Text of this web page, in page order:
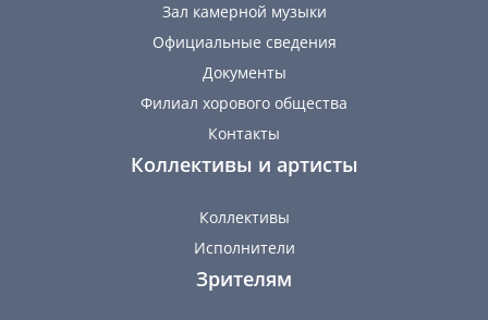
Зал камерной музыки
Официальные сведения
Документы
Филиал хорового общества
Контакты
Коллективы и артисты
Коллективы
Исполнители
Зрителям